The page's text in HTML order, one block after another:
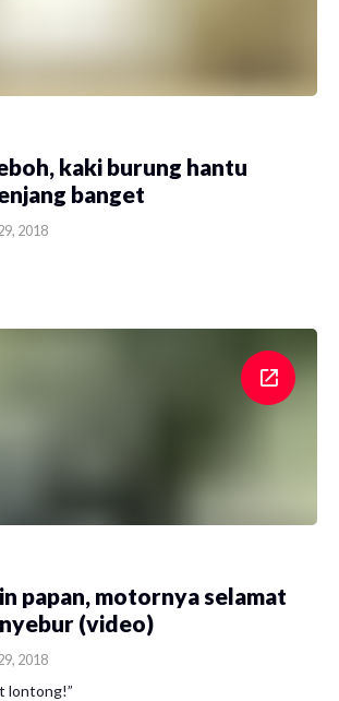
kaki burung hantu
banget
2018
papan, motornya selamat
(video)
2018
lontong!”